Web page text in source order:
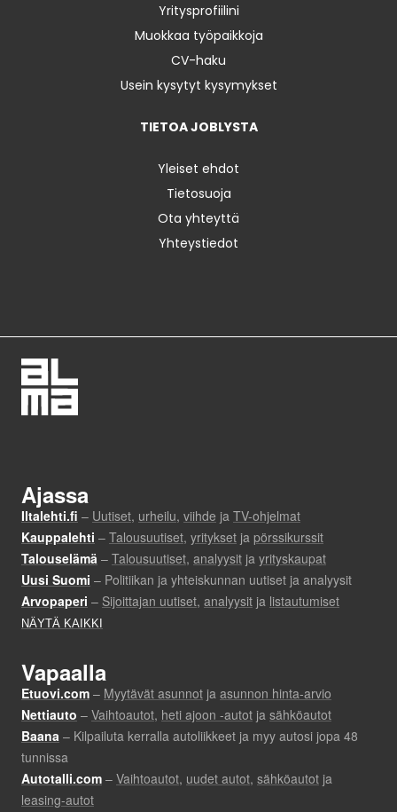
Yritysprofiilini
Muokkaa työpaikkoja
CV-haku
Usein kysytyt kysymykset
TIETOA JOBLYSTA
Yleiset ehdot
Tietosuoja
Ota yhteyttä
Yhteystiedot